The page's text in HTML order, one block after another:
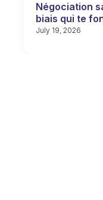
Négociation
biais qui te
July 19, 2026